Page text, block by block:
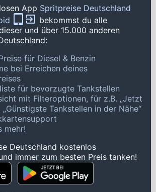
App Spritpreise Deutschland
bekommst du alle
und über 15.000 anderen
für Diesel & Benzin
bei Erreichen deines
für bevorzugte Tankstellen
mit Filteroptionen, für z.B. „Jetzt
„Günstigste Tankstellen in der Nähe“
mehr!
Deutschland kostenlos
immer zum besten Preis tanken!